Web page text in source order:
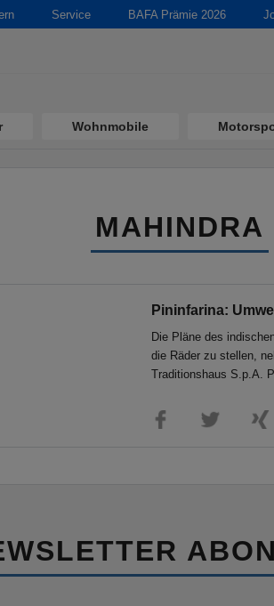
Service BAFA Prämie 2026
Wohnmobile
MAHINDRA
Pininfarina:
Die Pläne des
die Räder zu stellen,
Traditionshaus S.p.A.